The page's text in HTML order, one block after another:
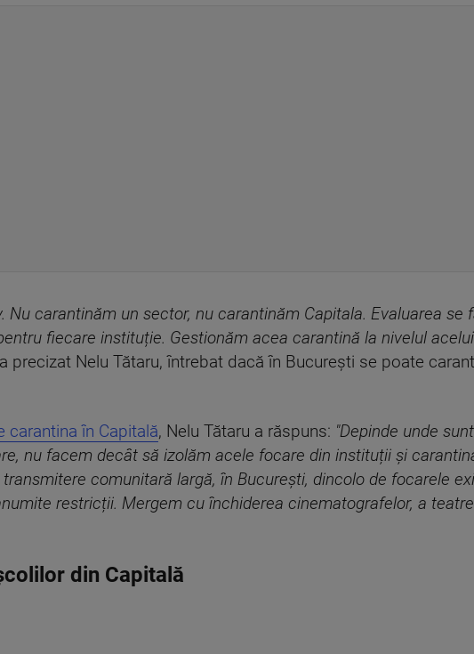
Nu carantinăm un sector, nu carantinăm Capitala. Evaluarea se
fiecare instituție. Gestionăm acea carantină la nivelul
precizat Nelu Tătaru, întrebat dacă în București se poate
carantina în Capitală, Nelu Tătaru a răspuns: "Depinde unde
nu facem decât să izolăm acele focare din instituții și
comunitară largă, în București, dincolo de focarele
restricții. Mergem cu închiderea cinematografelor, a
din Capitală